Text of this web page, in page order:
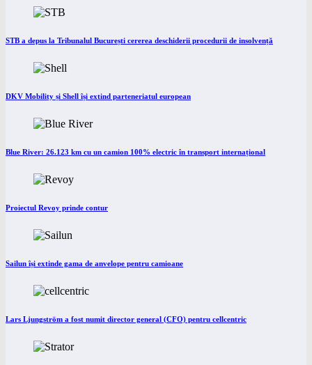
STB a depus la Tribunalul București cererea deschiderii procedurii de insolvență
DKV Mobility și Shell își extind parteneriatul european
Blue River: 26.123 km cu un camion 100% electric în transport internațional
Proiectul Revoy prinde contur
Sailun își extinde gama de anvelope pentru camioane
Lars Ljungström a fost numit director general (CFO) pentru cellcentric